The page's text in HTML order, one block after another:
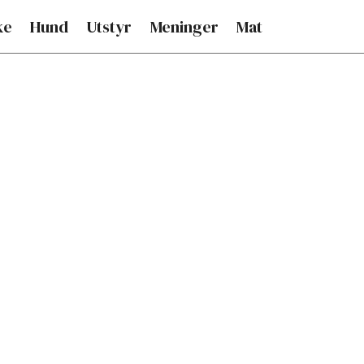
Hund Utstyr Meninger Mat